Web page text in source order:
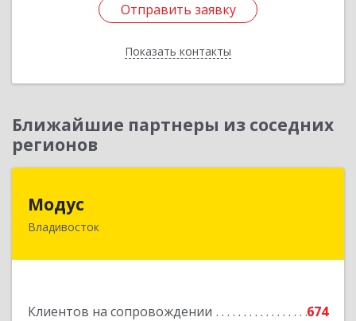
Отправить заявку
Показать контакты
Отправить заявку
Назад
Ближайшие партнеры из соседних
регионов
Модус
Владивосток
Клиентов на сопровождении
674
690091, Приморский край, Владивосток г, ул.